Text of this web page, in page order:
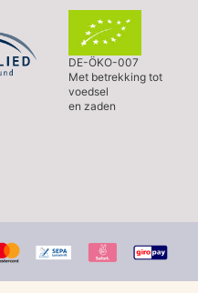
DE-ÖKO-007
Met betrekking tot
voedsel
en zaden